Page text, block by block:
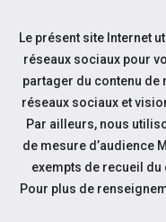
Aller au contenu
Actualités
Le présent site Internet
réseaux sociaux pour
partager du contenu de
réseaux sociaux et
Par ailleurs, nous
de mesure d’audience
exempts de recueil du
Pour plus de